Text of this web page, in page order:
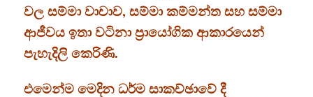
වල සම්මා වාචාව, සම්මා කම්මන්ත සහ සම්මා
ආජීවය ඉතා වටිනා ප්‍රායෝගික ආකාරයෙන්
පැහැදිලි කෙරිණි.
එමෙන්ම මෙදින ධර්ම සාකච්ඡාවේ දී